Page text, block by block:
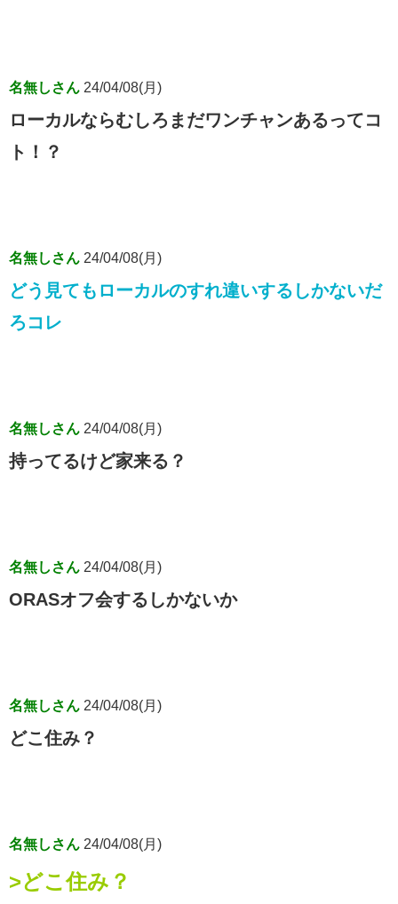
名無しさん 24/04/08(月)
ローカルならむしろまだワンチャンあるってコ
ト！？
名無しさん 24/04/08(月)
どう見てもローカルのすれ違いするしかないだ
ろコレ
名無しさん 24/04/08(月)
持ってるけど家来る？
名無しさん 24/04/08(月)
ORASオフ会するしかないか
名無しさん 24/04/08(月)
どこ住み？
名無しさん 24/04/08(月)
>どこ住み？